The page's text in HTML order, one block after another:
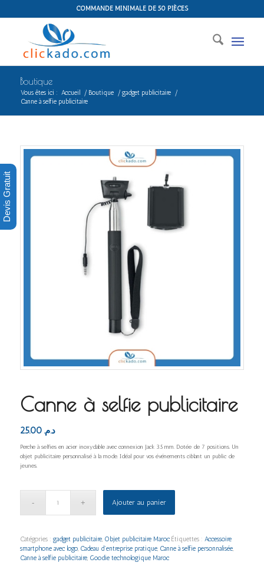
COMMANDE MINIMALE DE 50 PIÈCES
Boutique
Vous êtes ici : Accueil / Boutique / gadget publicitaire
/
Canne à selfie publicitaire
Canne à selfie publicitaire
د.م. 25.00
Perche à selfies en acier inoxydable avec connexion Jack 3.5 mm. Dotée de 7 positions. Un
objet publicitaire personnalisé à la mode. Idéal pour vos événements ciblant un public de
jeunes.
Ajouter au panier
Catégories : gadget publicitaire, Objet publicitaire Maroc Étiquettes : Accessoire
smartphone avec logo, Cadeau d’entreprise pratique, Canne à selfie personnalisée,
Canne à selfie publicitaire, Goodie technologique Maroc
Devis Gratuit